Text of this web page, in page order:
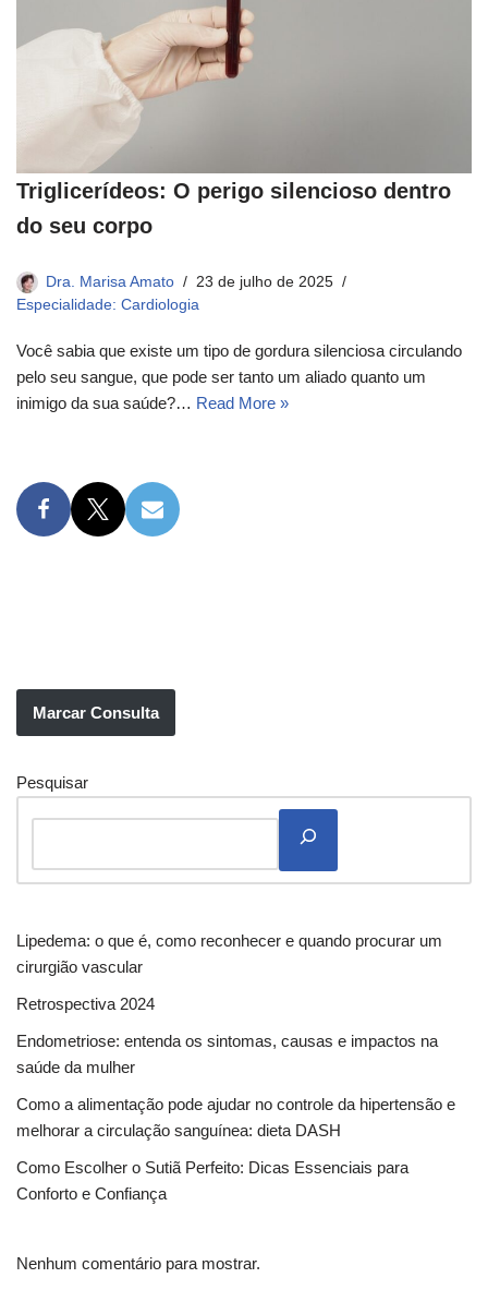
Triglicerídeos: O perigo silencioso dentro
do seu corpo
Dra. Marisa Amato
23 de julho de 2025
Especialidade: Cardiologia
Você sabia que existe um tipo de gordura silenciosa circulando
pelo seu sangue, que pode ser tanto um aliado quanto um
inimigo da sua saúde?… Read More »
Marcar Consulta
Pesquisar
Lipedema: o que é, como reconhecer e quando procurar um
cirurgião vascular
Retrospectiva 2024
Endometriose: entenda os sintomas, causas e impactos na
saúde da mulher
Como a alimentação pode ajudar no controle da hipertensão e
melhorar a circulação sanguínea: dieta DASH
Como Escolher o Sutiã Perfeito: Dicas Essenciais para
Conforto e Confiança
Nenhum comentário para mostrar.